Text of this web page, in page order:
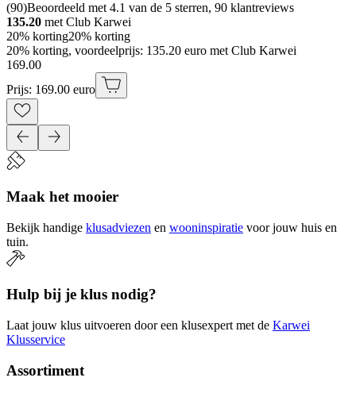
(90)Beoordeeld met 4.1 van de 5 sterren, 90 klantreviews
135.20 met Club Karwei
20% korting20% korting
20% korting, voordeelprijs: 135.20 euro met Club Karwei
169.00
Prijs: 169.00 euro
Maak het mooier
Bekijk handige klusadviezen en wooninspiratie voor jouw huis en
tuin.
Hulp bij je klus nodig?
Laat jouw klus uitvoeren door een klusexpert met de Karwei
Klusservice
Assortiment